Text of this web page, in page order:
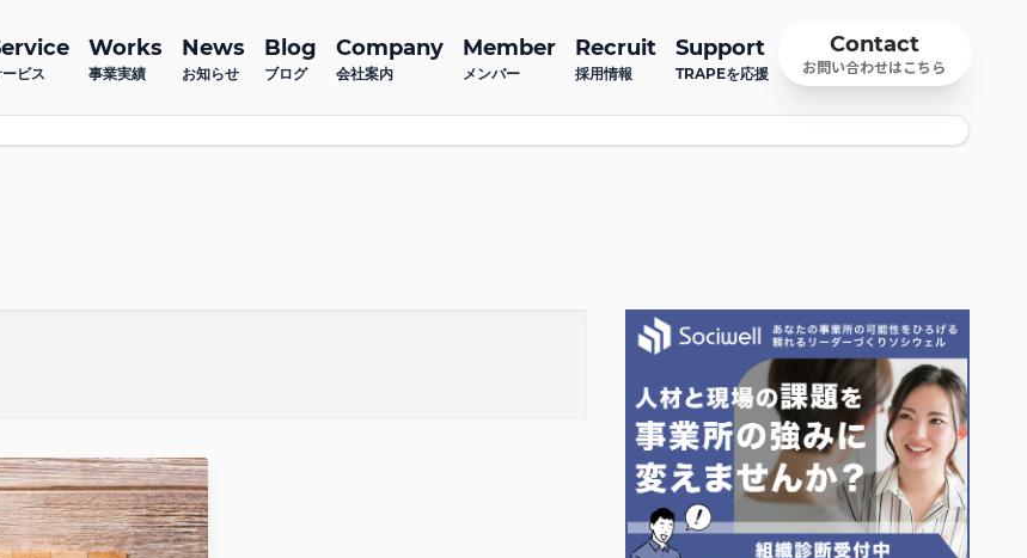
ビス
Works
事業実績
News
お知らせ
Blog
ブログ
Company
会社案内
Member
メンバー
Recruit
採用情報
Support
TRAPEを応援
Contact
お問い合わせはこちら